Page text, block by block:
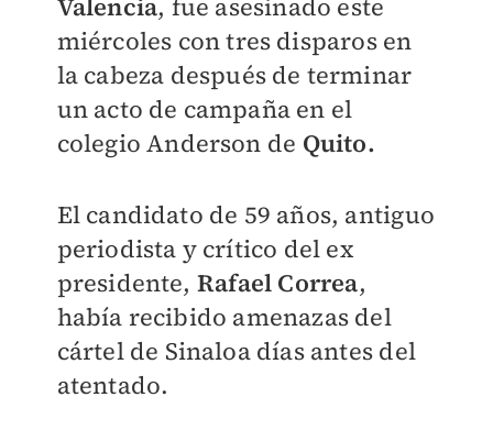
Valencia, fue asesinado este
miércoles con tres disparos en
la cabeza después de terminar
un acto de campaña en el
colegio Anderson de Quito.
El candidato de 59 años, antiguo
periodista y crítico del ex
presidente, Rafael Correa,
había recibido amenazas del
cártel de Sinaloa días antes del
atentado.